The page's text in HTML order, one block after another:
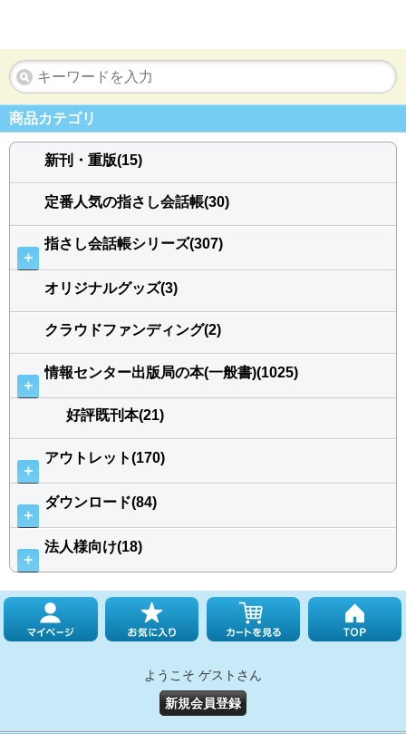
商品カテゴリ
新刊・重版(15)
定番人気の指さし会話帳(30)
＋
指さし会話帳シリーズ(307)
オリジナルグッズ(3)
クラウドファンディング(2)
＋
情報センター出版局の本(一般書)(1025)
好評既刊本(21)
＋
アウトレット(170)
＋
ダウンロード(84)
＋
法人様向け(18)
ようこそ ゲストさん
新規会員登録